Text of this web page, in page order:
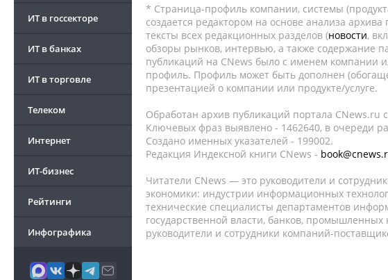
ИТ в госсекторе
ИТ в банках
ИТ в торговле
Телеком
Интернет
ИТ-бизнес
Рейтинги
Инфографика
* Страница-профиль компании, системы
создается редактором на основе анализа
тексты всех редакционных разделов (новости,
обзоры рынков, интервью, а также содержание
публикаций на CNews было с именем компании
профиль. Профиль может быть дополнен
презентацией о компании или продукте/услуге.
Обработан архив публикаций портала CNews.ru
Ключевых фраз выявлено - 1462640, в очереди
Создано именных указателей - 199002.
Редакция Индексной книги CNews -
Читатели CNews — это руководители и
экономики: индустрии информационных
технические специалисты департаментов
государственной власти, банков,
руководители и сотрудники компаний-